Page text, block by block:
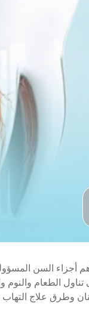
أجزاء السن
تناول الطعام
وطرق علاج